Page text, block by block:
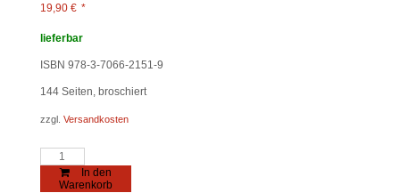
19,90 € *
lieferbar
ISBN 978-3-7066-2151-9
144 Seiten, broschiert
zzgl. Versandkosten
Nauenfahrt
Menge
In den
Warenkorb